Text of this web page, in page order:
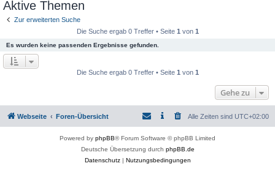
Aktive Themen
Zur erweiterten Suche
Die Suche ergab 0 Treffer • Seite 1 von 1
Es wurden keine passenden Ergebnisse gefunden.
Die Suche ergab 0 Treffer • Seite 1 von 1
Gehe zu
Webseite Foren-Übersicht Alle Zeiten sind UTC+02:00
Powered by phpBB® Forum Software © phpBB Limited
Deutsche Übersetzung durch phpBB.de
Datenschutz| Nutzungsbedingungen